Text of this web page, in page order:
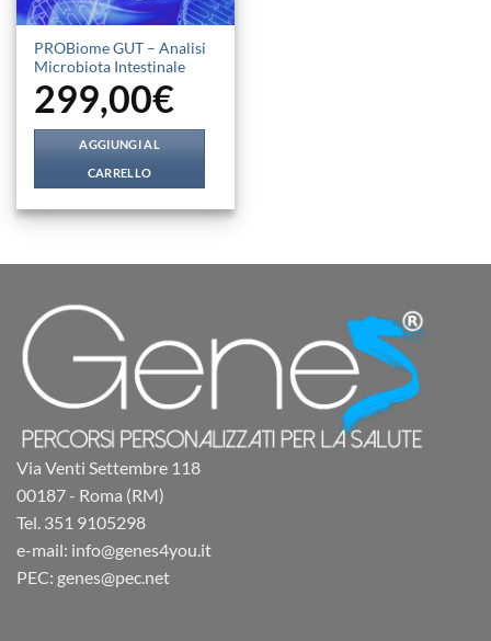
PROBiome GUT – Analisi
Microbiota Intestinale
299,00€
AGGIUNGI AL
CARRELLO
Via Venti Settembre 118
00187 - Roma (RM)
Tel. 351 9105298
e-mail: info@genes4you.it
PEC: genes@pec.net